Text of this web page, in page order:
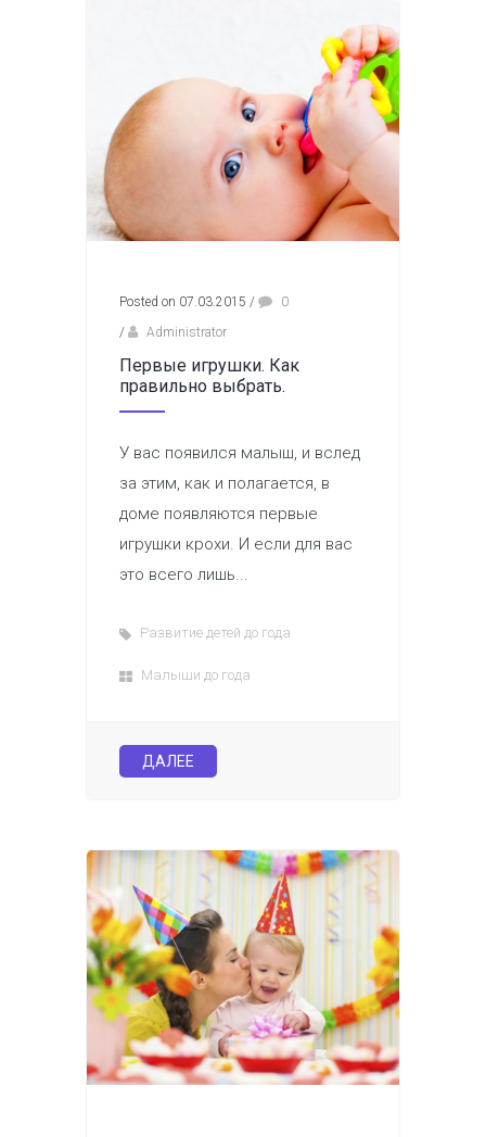
Posted on 07.03.2015 /
0
/
Administrator
Первые игрушки. Как
правильно выбрать.
У вас появился малыш, и вслед
за этим, как и полагается, в
доме появляются первые
игрушки крохи. И если для вас
это всего лишь...
Развитие детей до года
Малыши до года
ДАЛЕЕ